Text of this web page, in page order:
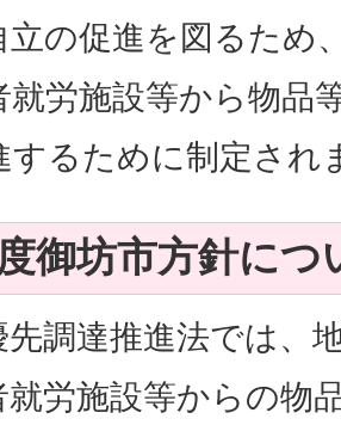
立の促進を図るため
就労施設等から物品
するために制定され
御坊市方針につ
調達推進法では、
就労施設等からの物